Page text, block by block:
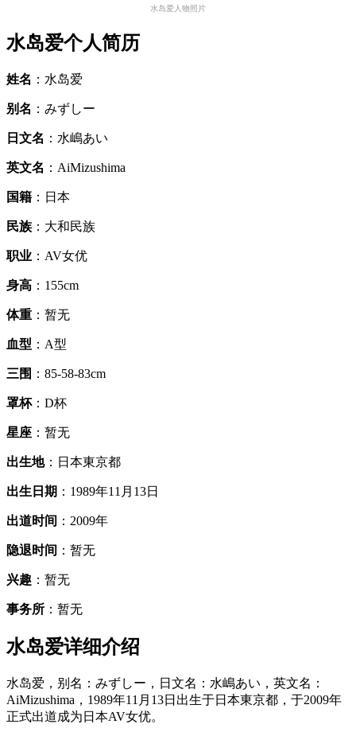
水岛爱人物照片
水岛爱个人简历
姓名 ：水岛爱
别名 ：みずしー
日文名 ：水嶋あい
英文名 ：AiMizushima
国籍 ：日本
民族 ：大和民族
职业 ：AV女优
身高 ：155cm
体重 ：暂无
血型 ：A型
三围 ：85-58-83cm
罩杯：D杯
星座 ：暂无
出生地：日本東京都
出生日期 ：1989年11月13日
出道时间 ：2009年
隐退时间 ：暂无
兴趣 ：暂无
事务所 ：暂无
水岛爱详细介绍
水岛爱，别名：みずしー，日文名：水嶋あい，英文名：
AiMizushima，1989年11月13日出生于日本東京都，于2009年
正式出道成为日本AV女优。